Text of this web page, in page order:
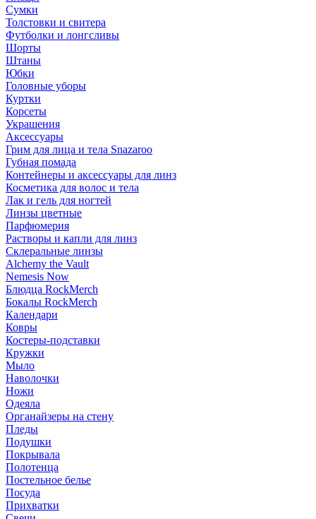
Сумки
Толстовки и свитера
Футболки и лонгсливы
Шорты
Штаны
Юбки
Головные уборы
Куртки
Корсеты
Украшения
Аксессуары
Грим для лица и тела Snazaroo
Губная помада
Контейнеры и аксессуары для линз
Косметика для волос и тела
Лак и гель для ногтей
Линзы цветные
Парфюмерия
Растворы и капли для линз
Склеральные линзы
Alchemy the Vault
Nemesis Now
Блюдца RockMerch
Бокалы RockMerch
Календари
Ковры
Костеры-подставки
Кружки
Мыло
Наволочки
Ножи
Одеяла
Органайзеры на стену
Пледы
Подушки
Покрывала
Полотенца
Постельное белье
Посуда
Прихватки